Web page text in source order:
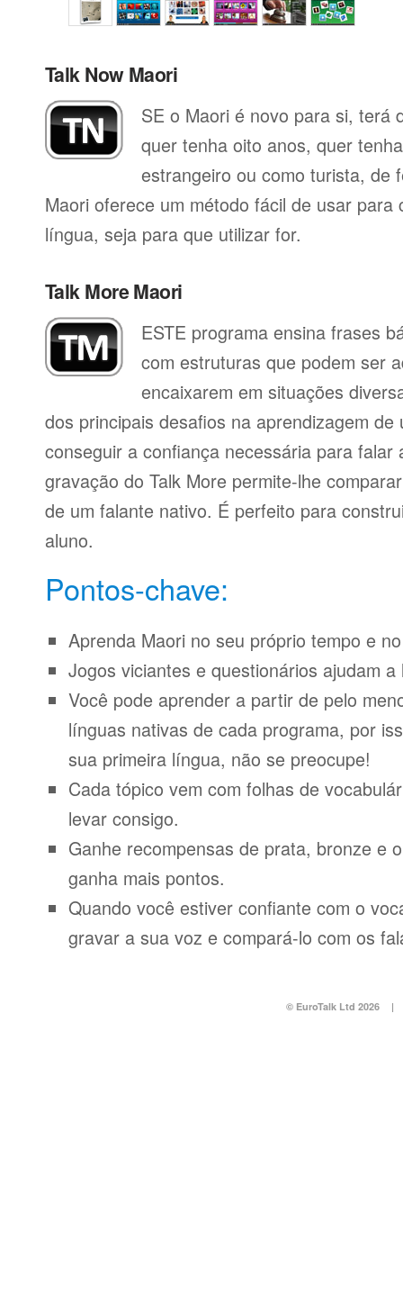
Talk Now Maori
SE o Maori é novo para si, terá
quer tenha oito anos, quer
estrangeiro ou como turista, de
Maori oferece um método fácil de usar para
língua, seja para que utilizar for.
Talk More Maori
ESTE programa ensina frases
com estruturas que podem ser
encaixarem em situações
dos principais desafios na aprendizagem
conseguir a confiança necessária para
gravação do Talk More permite-lhe
de um falante nativo. É perfeito para
aluno.
Pontos-chave:
Aprenda Maori no seu próprio tempo e
Jogos viciantes e questionários ajudam
Você pode aprender a partir de pelo
línguas nativas de cada programa, por
sua primeira língua, não se preocupe!
Cada tópico vem com folhas de
levar consigo.
Ganhe recompensas de prata, bronze e
ganha mais pontos.
Quando você estiver confiante com o
gravar a sua voz e compará-lo com os
© EuroTalk Ltd 2026 |